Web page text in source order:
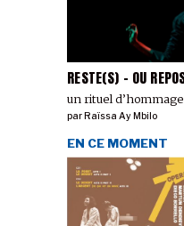
RESTE(S) - OU
un rituel d’hommage
parRaïssa Ay Mbilo
EN CE MOMENT